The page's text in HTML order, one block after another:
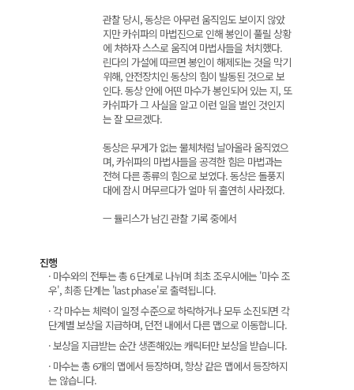
관찰 당시, 동상은 아무런 움직임도 보이지 않았
지만 카쉬파의 마법진으로 인해 봉인이 풀릴 상황
에 처하자 스스로 움직여 마법사들을 처치했다.
린다의 가설에 따르면 봉인이 해제되는 것을 막기
위해, 안전장치인 동상의 힘이 발동된 것으로 보
인다. 동상 안에 어떤 마수가 봉인되어 있는 지, 또
카쉬파가 그 사실을 알고 이런 일을 벌인 것인지
는 잘 모르겠다.
동상은 무게가 없는 물체처럼 날아올라 움직였으
며, 카쉬파의 마법사들을 공격한 힘은 마법과는
전혀 다른 종류의 힘으로 보였다. 동상은 돌풍지
대에 잠시 머무르다가 얼마 뒤 홀연히 사라졌다.
ㅡ 듈리스가 남긴 관찰 기록 중에서
진행
· 마수와의 전투는 총 6 단계로 나뉘며 최초 조우시에는 '마수 조
우', 최종 단계는 'last phase'로 출력됩니다.
· 각 마수는 체력이 일정 수준으로 하락하거나 모두 소진되면 각
단계별 보상을 지급하며, 던전 내에서 다른 맵으로 이동합니다.
· 보상을 지급받는 순간 생존해있는 캐릭터만 보상을 받습니다.
· 마수는 총 6개의 맵에서 등장하며, 항상 같은 맵에서 등장하지
는 않습니다.